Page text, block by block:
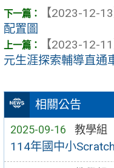
相關公告
2025-09-16 教學組
114年國中小
【2023-12-13
配置圖
【2023-12-11
元生涯探索輔導直通